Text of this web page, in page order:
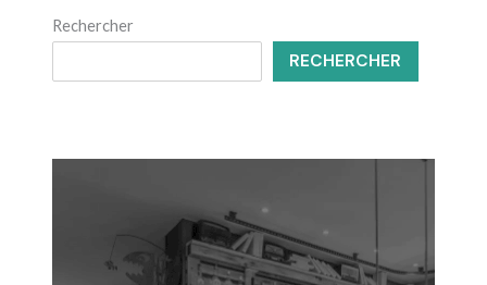
Rechercher
RECHERCHER